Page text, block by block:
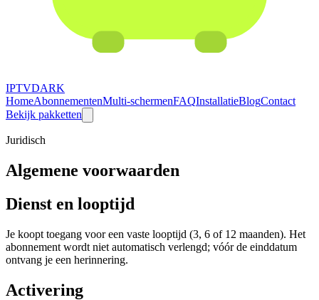
IPTVDARK
HomeAbonnementenMulti-schermenFAQInstallatieBlogContact
Bekijk pakketten
Juridisch
Algemene voorwaarden
Dienst en looptijd
Je koopt toegang voor een vaste looptijd (3, 6 of 12 maanden). Het
abonnement wordt niet automatisch verlengd; vóór de einddatum
ontvang je een herinnering.
Activering